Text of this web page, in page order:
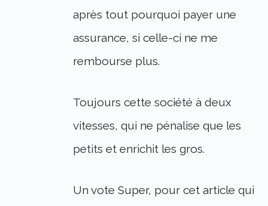
après tout pourquoi payer une
assurance, si celle-ci ne me
rembourse plus.
Toujours cette société à deux
vitesses, qui ne pénalise que les
petits et enrichit les gros.
Un vote Super, pour cet article qui